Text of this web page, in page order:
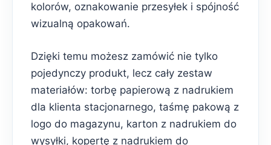
kolorów, oznakowanie przesyłek i spójność
wizualną opakowań.
Dzięki temu możesz zamówić nie tylko
pojedynczy produkt, lecz cały zestaw
materiałów: torbę papierową z nadrukiem
dla klienta stacjonarnego, taśmę pakową z
logo do magazynu, karton z nadrukiem do
wysyłki, kopertę z nadrukiem do